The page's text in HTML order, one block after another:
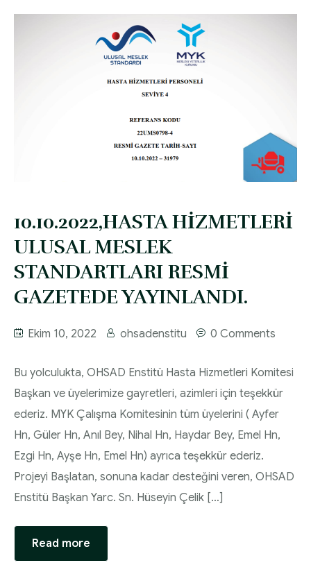
10.10.2022,HASTA HİZMETLERİ
ULUSAL MESLEK
STANDARTLARI RESMİ
GAZETEDE YAYINLANDI.
Ekim 10, 2022 ohsadenstitu 0 Comments
Bu yolculukta, OHSAD Enstitü Hasta Hizmetleri Komitesi
Başkan ve üyelerimize gayretleri, azimleri için teşekkür
ederiz. MYK Çalışma Komitesinin tüm üyelerini ( Ayfer
Hn, Güler Hn, Anıl Bey, Nihal Hn, Haydar Bey, Emel Hn,
Ezgi Hn, Ayşe Hn, Emel Hn) ayrıca teşekkür ederiz.
Projeyi Başlatan, sonuna kadar desteğini veren, OHSAD
Enstitü Başkan Yarc. Sn. Hüseyin Çelik […]
Read more